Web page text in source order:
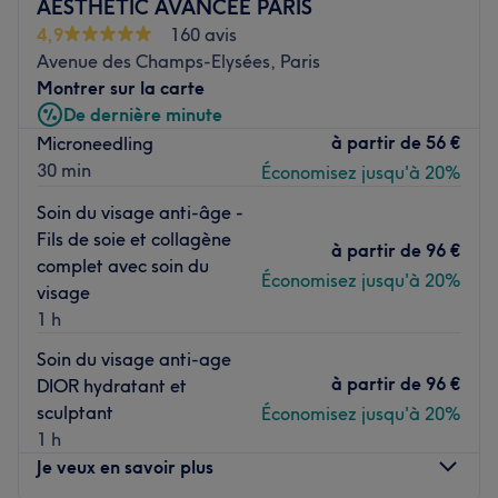
conviviale et chaleureuse. Profitez d'une large gamme de
prestations pour vous offrir un moment de détente absolu
: serviettes chaudes, huile à barbe et cire, tout est réuni
pour entretenir votre superbe barbe et vous offrir une
nouvelle coupe adaptée à vos envies !
Transports publics les plus proches :
Philippe-du-Roule (ligne 9) ou à six minutes à pied de la
station de métro Franklin D. Roosevelt (lignes 1 et 9).
L’équipe :
Entre les mains expertes de Momo et Matheus, profitez
d'une coupe sur mesure aux ciseaux et une taille de la
barbe, parfaite.
Nos coups de cœur :
L’atmosphère : poussez les portes de Gégé Barber, c'est
entrer dans un lieu merveilleusement atypique et
AESTHETIC AVANCÉE PARIS
4,9
160 avis
Avenue des Champs-Elysées, Paris
Montrer sur la carte
De dernière minute
Microneedling
30 min
à partir de 56 €
Économisez jusqu'à 20%
Soin du visage anti-âge -
Fils de soie et collagène
complet avec soin du
visage
1 h
à partir de 96 €
Économisez jusqu'à 20%
Soin du visage anti-age
DIOR hydratant et
sculptant
1 h
à partir de 96 €
Économisez jusqu'à 20%
Je veux en savoir plus